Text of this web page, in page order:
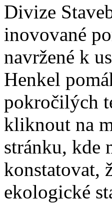
Divize
inovované
navržené k
Henkel
pokročilých
kliknout na
stránku, kde
konstatovat,
ekologické